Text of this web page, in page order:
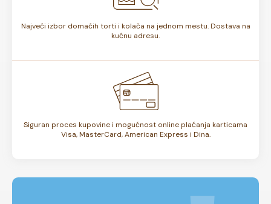
Najveći izbor domaćih torti i kolača na jednom mestu. Dostava na
kućnu adresu.
Siguran proces kupovine i mogućnost online plaćanja karticama
Visa, MasterCard, American Express i Dina.